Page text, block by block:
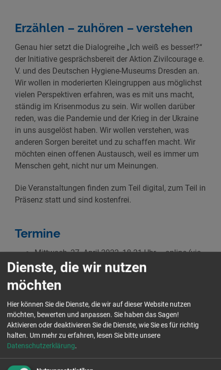
Erzählen – zuhören – verstehen
Genau hier setzt die Dialogreihe „Ich weiß es besser!?“
der Initiative gesprächsbereit der Aktion Zivilcourage e.
V. und des Deutschen Hygiene-Museums Dresden an.
Wir wollen in moderierten Kleingruppen aus möglichst
vielen Perspektiven erfahren, was es mit uns macht,
ständig im Krisenmodus zu sein. Wir wollen darüber
reden, was die Pandemie und der Krieg in der Ukraine
in uns ausgelöst haben. Wir wollen verstehen, was
anderen Sorgen bereitet und zu schaffen macht. Wir
möchten einen offenen Austausch, weil es immer um
Menschen geht, nicht nur um Meinungen.
Die Veranstaltungen finden zum Teil digital, zum Teil in
Präsenz statt und sind kostenfrei.
Termine
Mittwoch, 27. April 2022, 18-21 Uhr – online (via
ZOOM)
Anmeldung
Freitag, 6. Mai 2022, 18-21 Uhr – analog im
Deutschen Hygiene-Museum Dresden
zurAnmeldung
Donnerstag, 9. Juni 2022, 18-21 Uhr - analog im
Deutschen Hygiene-Museum Dresden
(bei schönem Wetter im Freien)
zurAnmeldung
Dienste, die wir nutzen
möchten
Hier können Sie die Dienste, die wir auf dieser Website nutzen
möchten, bewerten und anpassen. Sie haben das Sagen!
Aktivieren oder deaktivieren Sie die Dienste, wie Sie es für richtig
halten. Um mehr zu erfahren, lesen Sie bitte unsere
Datenschutzerklärung.